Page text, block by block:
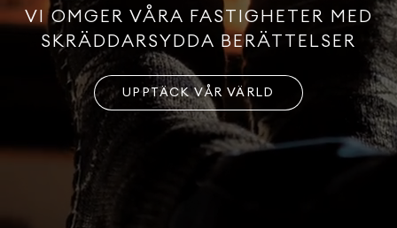
VI OMGER VÅRA FASTIGHETER MED
SKRÄDDARSYDDA BERÄTTELSER
UPPTÄCK VÅR VÄRLD